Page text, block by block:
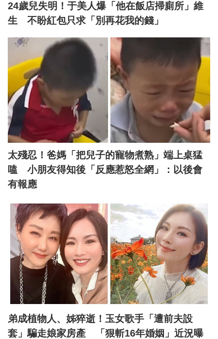
24歲兒失明！于美人爆「他在飯店掃廁所」維
生 不盼紅包只求「別再花我的錢」
太殘忍！爸媽「把兒子的寵物煮熟」端上桌猛
嗑 小朋友得知後「反應惹怒全網」：以後會
有報應
弟成植物人、姊猝逝！玉女歌手「遭前夫設
套」騙走娘家房產 「狠斬16年婚姻」近況曝